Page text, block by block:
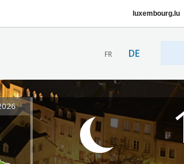
luxembourg.lu
FR DE